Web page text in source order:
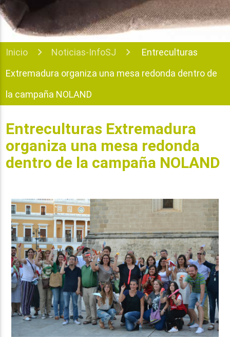
Inicio Noticias-InfoSJ
Entreculturas
Extremadura organiza una mesa redonda dentro de
la campaña NOLAND
Entreculturas Extremadura
organiza una mesa redonda
dentro de la campaña NOLAND